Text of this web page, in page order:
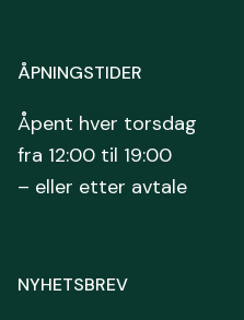
ÅPNINGSTIDER
Åpent hver torsdag
fra 12:00 til 19:00
– eller etter avtale
NYHETSBREV